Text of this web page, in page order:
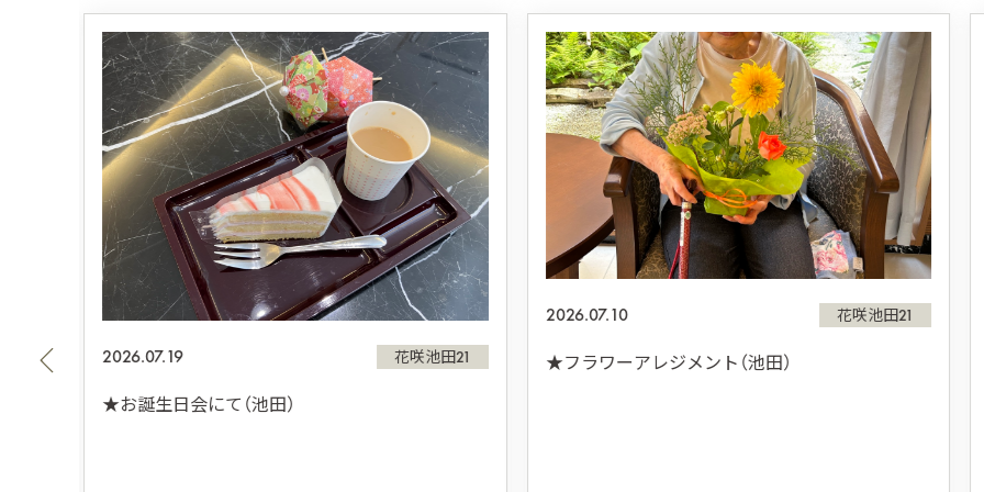
2026.07.19 花咲池田21
★お誕生日会にて（池田）
2026.07.10 花咲池田21
★フラワーアレジメント（池田）